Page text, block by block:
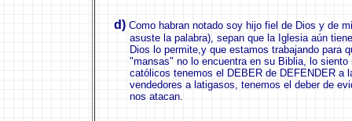
d) Como habran notado soy hijo fiel de Dios y de
asuste la palabra), sepan que la Iglesia aún
Dios lo permite,y que estamos trabajando para
"mansas" no lo encuentra en su Biblia, lo
católicos tenemos el DEBER de DEFENDER a
vendedores a latigasos, tenemos el deber de
nos atacan.